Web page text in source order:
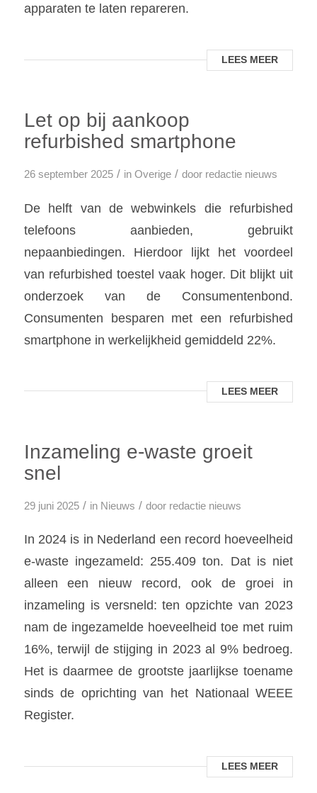
apparaten te laten repareren.
LEES MEER
Let op bij aankoop
refurbished smartphone
26 september 2025 / in Overige / door redactie nieuws
De helft van de webwinkels die refurbished
telefoons aanbieden, gebruikt
nepaanbiedingen. Hierdoor lijkt het voordeel
van refurbished toestel vaak hoger. Dit blijkt uit
onderzoek van de Consumentenbond.
Consumenten besparen met een refurbished
smartphone in werkelijkheid gemiddeld 22%.
LEES MEER
Inzameling e-waste groeit
snel
29 juni 2025 / in Nieuws / door redactie nieuws
In 2024 is in Nederland een record hoeveelheid
e-waste ingezameld: 255.409 ton. Dat is niet
alleen een nieuw record, ook de groei in
inzameling is versneld: ten opzichte van 2023
nam de ingezamelde hoeveelheid toe met ruim
16%, terwijl de stijging in 2023 al 9% bedroeg.
Het is daarmee de grootste jaarlijkse toename
sinds de oprichting van het Nationaal WEEE
Register.
LEES MEER